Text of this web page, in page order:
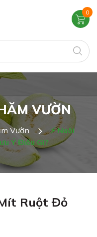
0
VƯỜN
Vườn
⚡ Nuôi
Ý Điều Gì?
Ruột Đỏ